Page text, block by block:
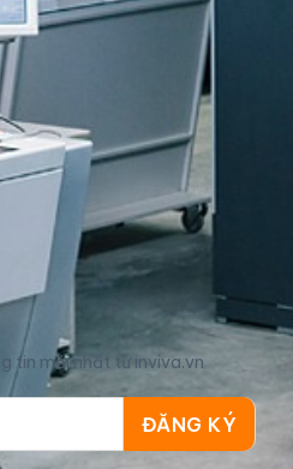
tin mới nhất từ inviva.vn